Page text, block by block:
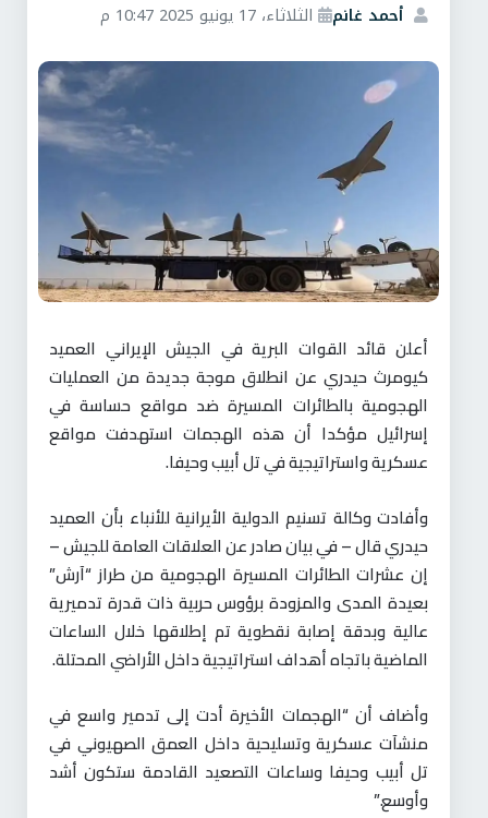
أحمد غانم الثلاثاء، 17 يونيو 2025 10:47 م
أعلن قائد القوات البرية في الجيش الإيراني العميد
كيومرث حيدري عن انطلاق موجة جديدة من العمليات
الهجومية بالطائرات المسيرة ضد مواقع حساسة في
إسرائيل مؤكدا أن هذه الهجمات استهدفت مواقع
عسكرية واستراتيجية في تل أبيب وحيفا.
وأفادت وكالة تسنيم الدولية الأيرانية للأنباء بأن العميد
حيدري قال – في بيان صادر عن العلاقات العامة للجيش –
إن عشرات الطائرات المسيرة الهجومية من طراز “آرش”
بعيدة المدى والمزودة برؤوس حربية ذات قدرة تدميرية
عالية وبدقة إصابة نقطوية تم إطلاقها خلال الساعات
الماضية باتجاه أهداف استراتيجية داخل الأراضي المحتلة.
وأضاف أن “الهجمات الأخيرة أدت إلى تدمير واسع في
منشآت عسكرية وتسليحية داخل العمق الصهيوني في
تل أبيب وحيفا وساعات التصعيد القادمة ستكون أشد
وأوسع.”